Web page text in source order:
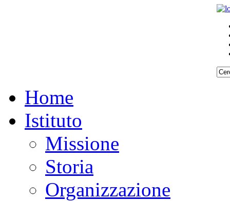
Home
Istituto
Missione
Storia
Organizzazione